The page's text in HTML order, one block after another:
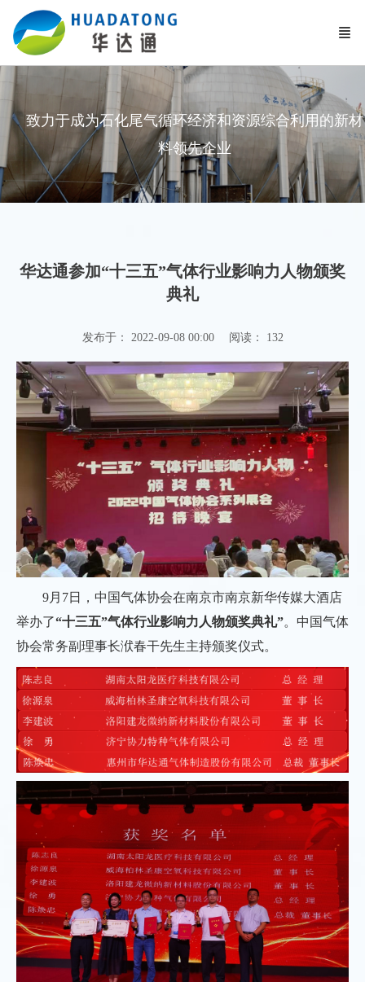
致力于成为石化尾气循环经济和资源综合利用的新材
料领先企业
华达通参加“十三五”气体行业影响力人物颁奖
典礼
发布于： 2022-09-08 00:00 阅读： 132
9月7日，中国气体协会在南京市南京新华传媒大酒店
举办了“十三五”气体行业影响力人物颁奖典礼”。中国气体
协会常务副理事长洑春干先生主持颁奖仪式。